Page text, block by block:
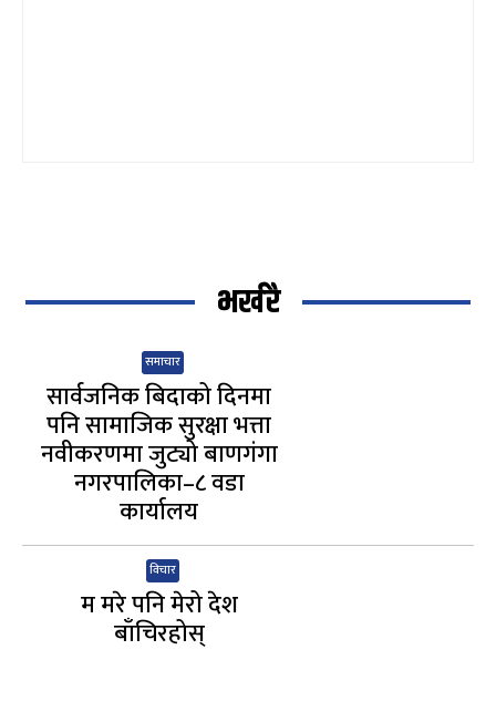
भर्खरै
समाचार
सार्वजनिक बिदाको दिनमा
पनि सामाजिक सुरक्षा भत्ता
नवीकरणमा जुट्यो बाणगंगा
नगरपालिका–८ वडा
कार्यालय
विचार
म मरे पनि मेरो देश
बाँचिरहोस्